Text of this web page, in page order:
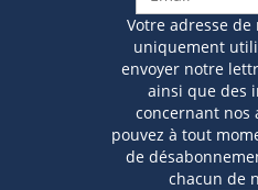
Votre adresse de
uniquement
envoyer notre
ainsi que des
concernant nos
pouvez à tout
de
chacun de